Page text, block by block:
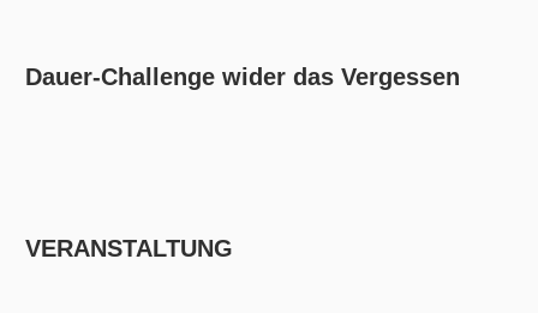
Dauer-Challenge wider das Vergessen
VERANSTALTUNG